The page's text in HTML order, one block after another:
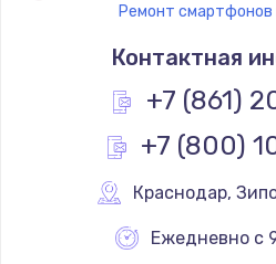
Ремонт смартфонов
Контактная
+7 (861)
+7 (800)
Краснодар,
Ежедневно с